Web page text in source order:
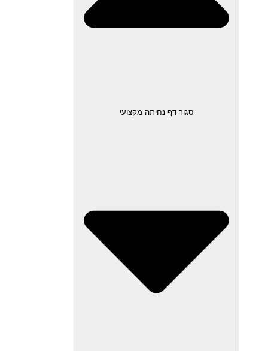
סגור דף נחיתה מקצועי